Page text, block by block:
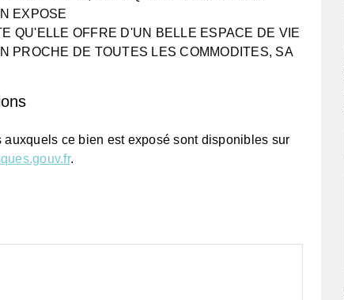
EXPOSE
QU'ELLE OFFRE D'UN BELLE ESPACE DE VIE
PROCHE DE TOUTES LES COMMODITES, SA
auxquels ce bien est exposé sont disponibles sur
.